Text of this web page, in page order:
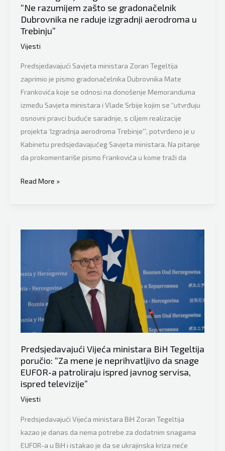
ustavni
poredak
BiH
“Ne razumijem zašto se gradonačelnik
Dubrovnika ne raduje izgradnji aerodroma u
Trebinju”
Vijesti
Predsjedavajući Savjeta ministara Zoran Tegeltija
zaprimio je pismo gradonačelnika Dubrovnika Mate
Frankovića koje se odnosi na donošenje Memoranduma
između Savjeta ministara i Vlade Srbije kojim se “utvrđuju
osnovni pravci buduće saradnje, s ciljem realizacije
projekta ‘Izgradnja aerodroma Trebinje'”, potvrđeno je u
Kabinetu predsjedavajućeg Savjeta ministara. Na pitanje
da prokomentariše pismo Frankovića u kome traži da
Zoran
odgovorio
zašto
se
gradonačelnik
Dubrovnika
ne
izgradnji
aerodroma
u
Trebinju”
Read More »
Predsjedavajući Vijeća ministara BiH Tegeltija
poručio: “Za mene je neprihvatljivo da snage
EUFOR-a patroliraju ispred javnog servisa,
ispred televizije”
Vijesti
Predsjedavajući Vijeća ministara BiH Zoran Tegeltija
kazao je danas da nema potrebe za dodatnim snagama
EUFOR-a u BiH i istakao je da se ukrajinska kriza neće